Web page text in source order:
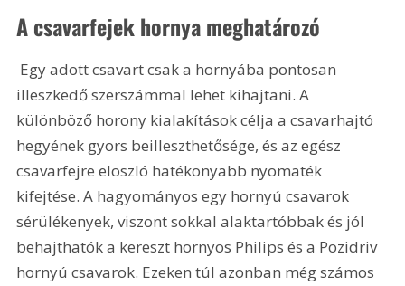
A csavarfejek hornya meghatározó
illeszkedő szerszámmal lehet kihajtani. A
különböző horony kialakítások célja a csavarhajtó
hegyének gyors beilleszthetősége, és az egész
csavarfejre eloszló hatékonyabb nyomaték
kifejtése. A hagyományos egy hornyú csavarok
sérülékenyek, viszont sokkal alaktartóbbak és jól
behajthatók a kereszt hornyos Philips és a Pozidriv
hornyú csavarok. Ezeken túl azonban még számos